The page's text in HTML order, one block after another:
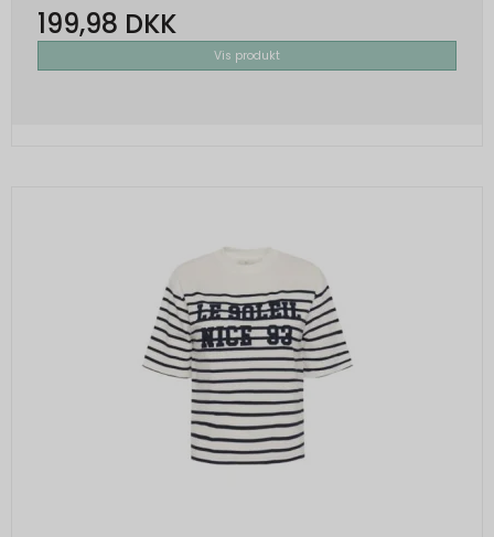
199,98 DKK
Vis produkt